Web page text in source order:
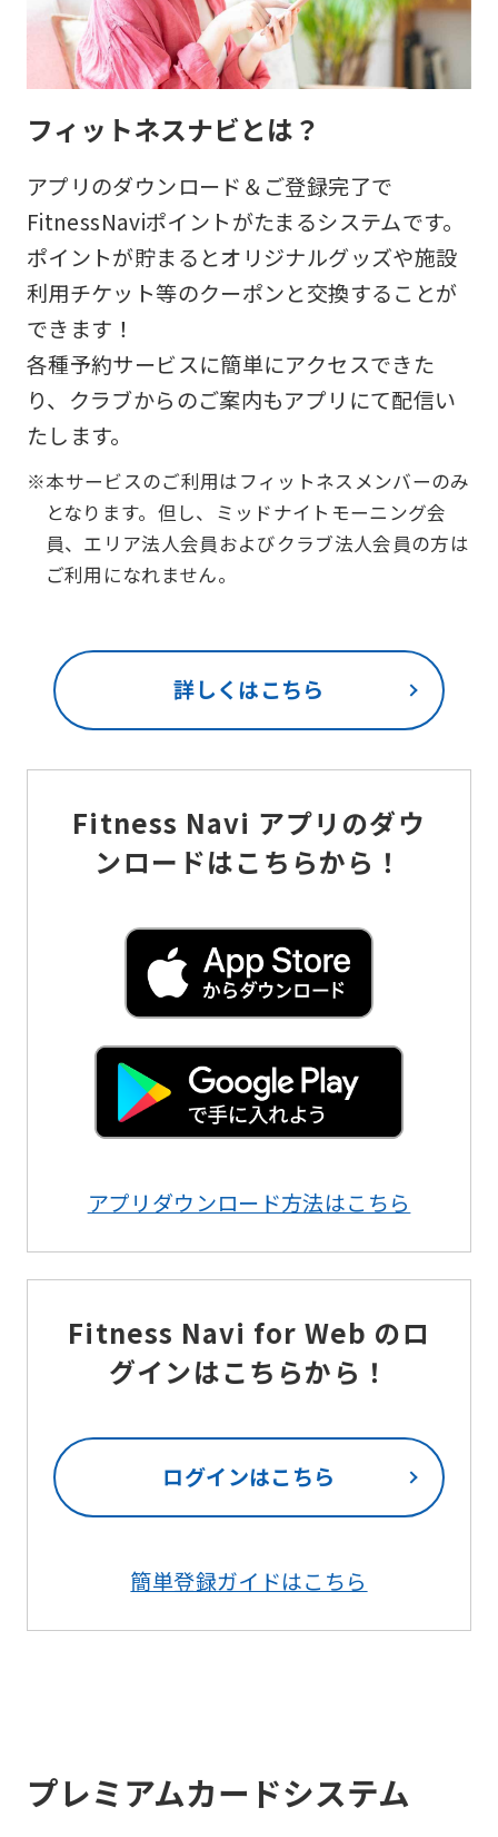
フィットネスナビとは？
アプリのダウンロード＆ご登録完了で
FitnessNaviポイントがたまるシステムです。
ポイントが貯まるとオリジナルグッズや施設
利用チケット等のクーポンと交換することが
できます！
各種予約サービスに簡単にアクセスできた
り、クラブからのご案内もアプリにて配信い
たします。
※本サービスのご利用はフィットネスメンバーのみ
となります。但し、ミッドナイトモーニング会
員、エリア法人会員およびクラブ法人会員の方は
ご利用になれません。
詳しくはこちら
Fitness Navi アプリのダウ
ンロードはこちらから！
アプリダウンロード方法はこちら
Fitness Navi for Web のロ
グインはこちらから！
ログインはこちら
簡単登録ガイドはこちら
プレミアムカードシステム